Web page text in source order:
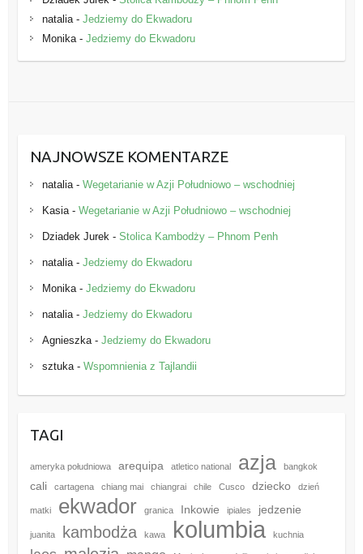
natalia- Jedziemy do Ekwadoru
Monika- Jedziemy do Ekwadoru
NAJNOWSZE KOMENTARZE
natalia- Wegetarianie w Azji Południowo – wschodniej
Kasia- Wegetarianie w Azji Południowo – wschodniej
Dziadek Jurek- Stolica Kambodży – Phnom Penh
natalia- Jedziemy do Ekwadoru
Monika- Jedziemy do Ekwadoru
natalia- Jedziemy do Ekwadoru
Agnieszka- Jedziemy do Ekwadoru
sztuka- Wspomnienia z Tajlandii
TAGI
ameryka południowa arequipa atletico national azja bangkok
cali cartagena chiang mai chiangrai chile Cusco dziecko dzień
matki ekwador granica Inkowie ipiales jedzenie
juanita kambodża kawa kolumbia kuchnia